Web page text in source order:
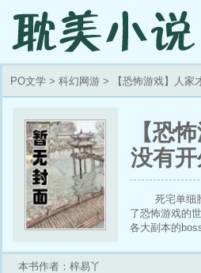
PO文学 > 科幻网游 > 【恐怖游戏】人家
【恐
没有
死宅单细
了恐怖游戏的
各大副本的
让开，让我一
本书作者：梓易丫